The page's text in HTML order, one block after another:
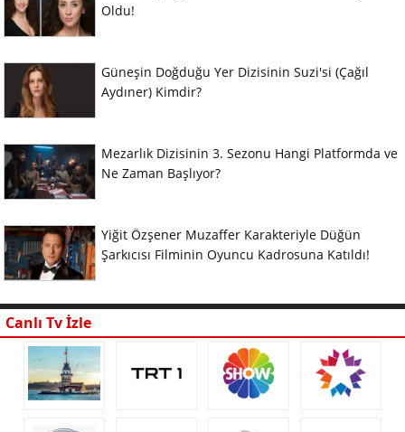
Oldu!
Güneşin Doğduğu Yer Dizisinin Suzi'si (Çağıl
Aydıner) Kimdir?
Mezarlık Dizisinin 3. Sezonu Hangi Platformda ve
Ne Zaman Başlıyor?
Yiğit Özşener Muzaffer Karakteriyle Düğün
Şarkıcısı Filminin Oyuncu Kadrosuna Katıldı!
Canlı Tv İzle